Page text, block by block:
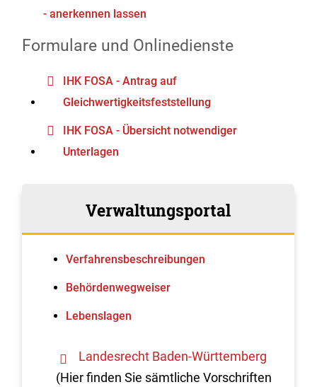
- anerkennen lassen
Formulare und Onlinedienste
IHK FOSA - Antrag auf
Gleichwertigkeitsfeststellung
IHK FOSA - Übersicht notwendiger
Unterlagen
Verwaltungsportal
Verfahrens­beschreibungen
Behördenwegweiser
Lebenslagen
Landesrecht Baden-Württemberg
(Hier finden Sie sämtliche Vorschriften